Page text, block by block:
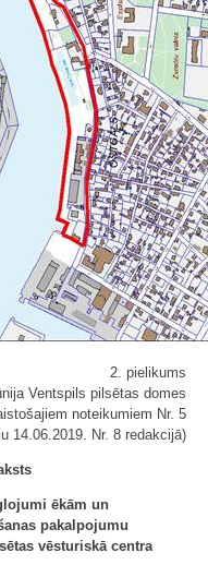
2. pielikums
Ventspils pilsētas domes
noteikumiem Nr. 5
14.06.2019. Nr. 8 redakcijā)
ēkām un
pakalpojumu
vēsturiskā centra